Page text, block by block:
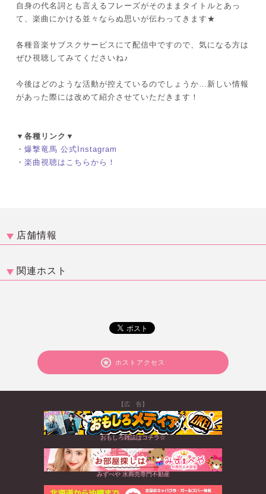
自身の代名詞とも言えるフレーズがそのままタイトルとあっ
て、楽曲にかける並々ならぬ思いが伝わってきます★
各種音楽サブスクサービスにて配信中ですので、気になる方は
ぜひ視聴してみてくださいね♪
今後はどのような活動が控えているのでしょうか…新しい情報
があった際には改めて紹介させていただきます！
▼各種リンク▼
・ 爆撃竜馬 公式Instagram
・ 楽曲視聴はこちらから！
店舗情報
関連ホスト
ホストアクセス
【広 告】
おもしろ雑誌はコチラ☆
みずべや 水商売専門不動産